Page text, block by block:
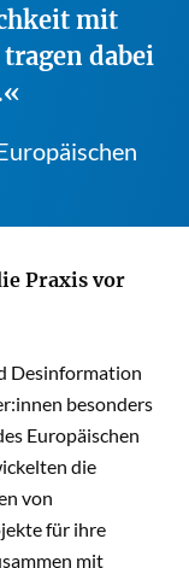
mit
dabei
Praxis vor
Desinformation
besonders
Europäischen
die
von
für ihre
mit